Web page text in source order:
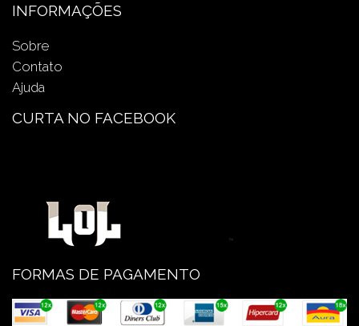
INFORMAÇÕES
Sobre
Contato
Ajuda
CURTA NO FACEBOOK
FORMAS DE PAGAMENTO